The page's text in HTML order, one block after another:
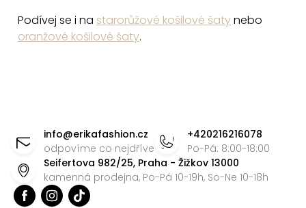
ý
Podívej se i na starorůžové košilové šatynebo
oranžové košilové šaty.
info@erikafashion.cz
odpovíme co nejdříve
+420216216078
Po-Pá: 8:00-18:00
Seifertova 982/25, Praha - Žižkov 13000
kamenná prodejna, Po-Pá 10-19h, So-Ne 10-18h